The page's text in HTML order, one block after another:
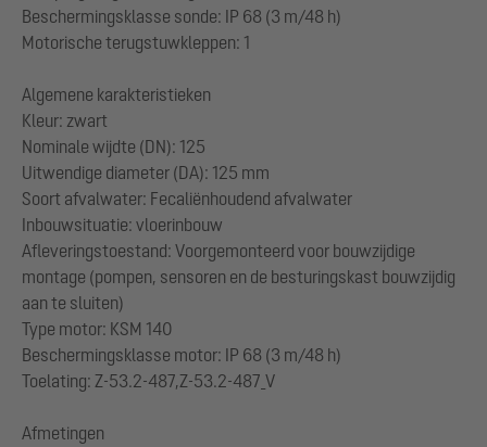
Beschermingsklasse sonde: IP 68 (3 m/48 h)
Motorische terugstuwkleppen: 1
Algemene karakteristieken
Kleur: zwart
Nominale wijdte (DN): 125
Uitwendige diameter (DA): 125 mm
Soort afvalwater: Fecaliënhoudend afvalwater
Inbouwsituatie: vloerinbouw
Afleveringstoestand: Voorgemonteerd voor bouwzijdige
montage (pompen, sensoren en de besturingskast bouwzijdig
aan te sluiten)
Type motor: KSM 140
Beschermingsklasse motor: IP 68 (3 m/48 h)
Toelating: Z-53.2-487,Z-53.2-487_V
Afmetingen